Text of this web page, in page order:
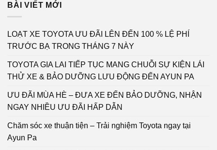
BÀI VIẾT MỚI
LOẠT XE TOYOTA ƯU ĐÃI LÊN ĐẾN 100 % LỆ PHÍ
TRƯỚC BẠ TRONG THÁNG 7 NÀY
TOYOTA GIA LAI TIẾP TỤC MANG CHUỖI SỰ KIỆN LÁI
THỬ XE & BẢO DƯỠNG LƯU ĐỘNG ĐẾN AYUN PA
ƯU ĐÃI MÙA HÈ – ĐƯA XE ĐẾN BẢO DƯỠNG, NHẬN
NGAY NHIỀU ƯU ĐÃI HẤP DẪN
Chăm sóc xe thuận tiện – Trải nghiệm Toyota ngay tại
Ayun Pa